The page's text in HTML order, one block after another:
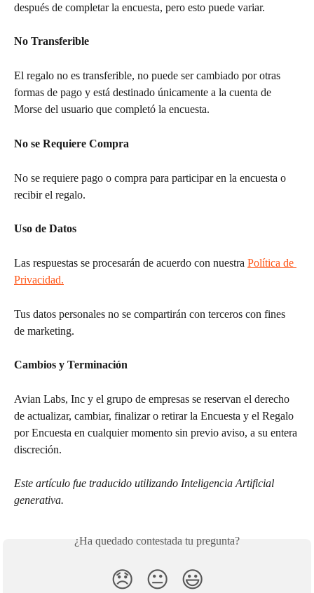
después de completar la encuesta, pero esto puede variar.
No Transferible
El regalo no es transferible, no puede ser cambiado por otras
formas de pago y está destinado únicamente a la cuenta de
Morse del usuario que completó la encuesta.
No se Requiere Compra
No se requiere pago o compra para participar en la encuesta o
recibir el regalo.
Uso de Datos
Las respuestas se procesarán de acuerdo con nuestra Política de
Privacidad.
Tus datos personales no se compartirán con terceros con fines
de marketing.
Cambios y Terminación
Avian Labs, Inc y el grupo de empresas se reservan el derecho
de actualizar, cambiar, finalizar o retirar la Encuesta y el Regalo
por Encuesta en cualquier momento sin previo aviso, a su entera
discreción.
Este artículo fue traducido utilizando Inteligencia Artificial
generativa.
¿Ha quedado contestada tu pregunta?
😞 😐 😃